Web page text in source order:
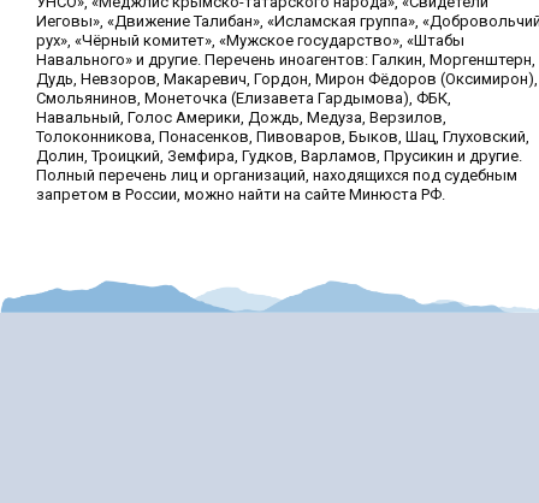
Иеговы», «Движение Талибан», «Исламская группа»,
рух», «Чёрный комитет», «Мужское государство», «Штабы
Навального» и другие. Перечень иноагентов: Галкин, Моргенштерн,
Дудь, Невзоров, Макаревич, Гордон, Мирон Фёдоров (Оксимирон),
Смольянинов, Монеточка (Елизавета Гардымова), ФБК,
Навальный, Голос Америки, Дождь, Медуза, Верзилов,
Толоконникова, Понасенков, Пивоваров, Быков, Шац, Глуховский,
Долин, Троицкий, Земфира, Гудков, Варламов, Прусикин и другие.
Полный перечень лиц и организаций, находящихся под судебным
запретом в России, можно найти на сайте Минюста РФ.